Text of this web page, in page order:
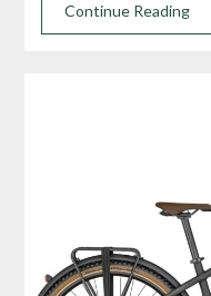
Continue Reading